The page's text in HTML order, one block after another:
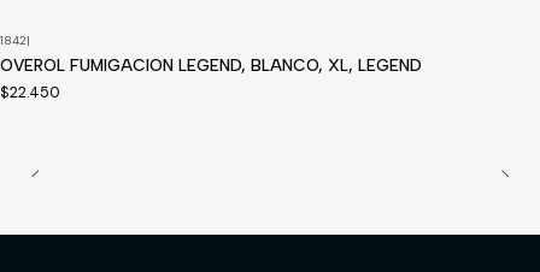
1842|
OVEROL FUMIGACION LEGEND, BLANCO, XL, LEGEND
$22.450